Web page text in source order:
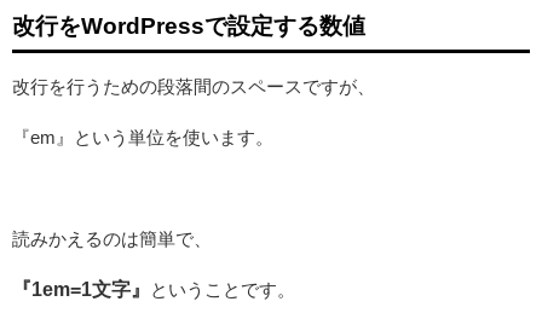
改行をWordPressで設定する数値
改行を行うための段落間のスペースですが、
『em』という単位を使います。
読みかえるのは簡単で、
『1em=1文字』 ということです。